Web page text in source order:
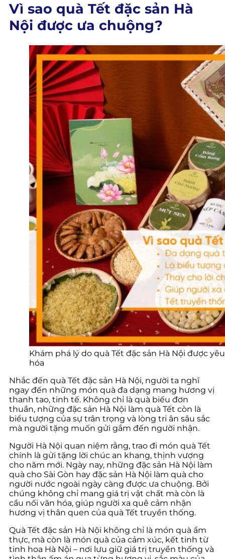
Vì sao quà Tết đặc sản Hà
Nội được ưa chuộng?
Khám phá lý do quà Tết đặc sản Hà Nội được
hóa
Nhắc đến quà Tết đặc sản Hà Nội, người ta nghĩ
ngay đến những món quà đa dạng mang hương vị
thanh tao, tinh tế. Không chỉ là quà biếu đơn
thuần, những đặc sản Hà Nội làm quà Tết còn là
biểu tượng của sự trân trọng và lòng tri ân sâu sắc
mà người tặng muốn gửi gắm đến người nhận.
Người Hà Nội quan niệm rằng, trao đi món quà Tết
chính là gửi tặng lời chúc an khang, thịnh vượng
cho năm mới. Ngày nay, những đặc sản Hà Nội làm
quà cho Sài Gòn hay đặc sản Hà Nội làm quà cho
người nước ngoài ngày càng được ưa chuộng. Bởi
chúng không chỉ mang giá trị vật chất mà còn là
cầu nối văn hóa, giúp người xa quê cảm nhận
hương vị thân quen của quà Tết truyền thống.
Quà Tết đặc sản Hà Nội không chỉ là món quà ẩm
thực, mà còn là món quà của cảm xúc, kết tinh từ
tinh hoa Hà Nội – nơi lưu giữ giá trị truyền thống và